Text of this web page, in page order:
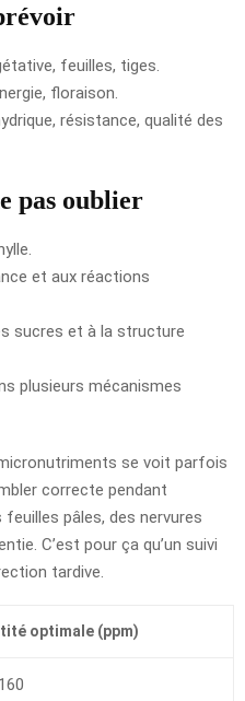
feuilles, tiges.
floraison.
résistance, qualité des
pas oublier
et aux réactions
sucres et à la structure
plusieurs mécanismes
se voit parfois
correcte pendant
pâles, des nervures
C’est pour ça qu’un suivi
tardive.
optimale (ppm)